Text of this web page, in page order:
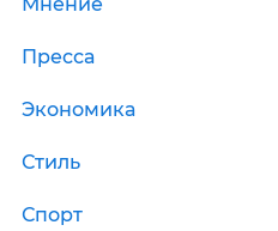
Пресса
Экономика
Стиль
Спорт